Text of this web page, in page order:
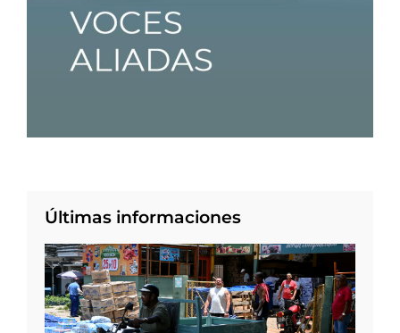
Últimas informaciones